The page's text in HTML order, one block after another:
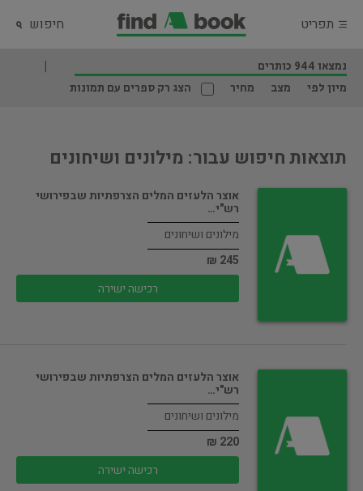
תפריט חיפוש
נמצאו 944 כותרים
מיון לפי
מצב מחיר הצג רק ספרים עם תמונות
תוצאות חיפוש עבור: מילונים ושיחונים
אוצר הלעזים המלים הצרפתיות שבפירושי
רש"י…
מילונים ושיחונים
245 ₪
רכישה ישירה
אוצר הלעזים המלים הצרפתיות שבפירושי
רש"י…
מילונים ושיחונים
220 ₪
רכישה ישירה